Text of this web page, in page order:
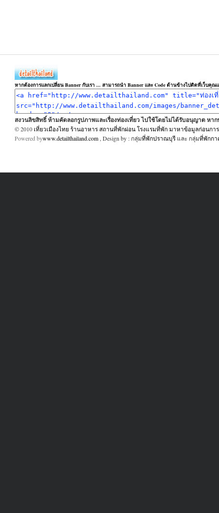
หากต้องการแลกเปลี่ยน Banner กับเรา ... สามารถนำ Banner และ Code ด้านข้างไปติดที่เว็บคุ
สงวนลิขสิทธิ์ ห้ามคัดลอกรูปภาพและเรื่องท่องเที่ยว ไปใช้โดยไม่ได้รับอนุญาต หา
© 2010 เที่ยวเมืองไทย ร้านอาหาร สถานที่พักผ่อน โรงแรมที่พัก มาหาข้อมูลก่อนการเ
Powered bywww.detailthailand.com , Design by : กลุ่มที่พักปราณบุรี และ กลุ่มที่พักกา